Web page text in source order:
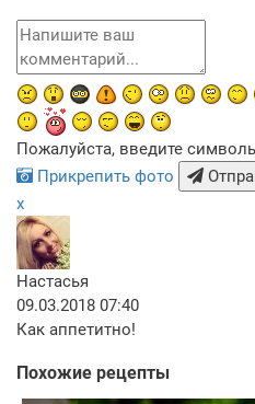
Пожалуйста, введите
Прикрепить фото
x
Настасья
09.03.2018 07:40
Как аппетитно!
Похожие рецепты